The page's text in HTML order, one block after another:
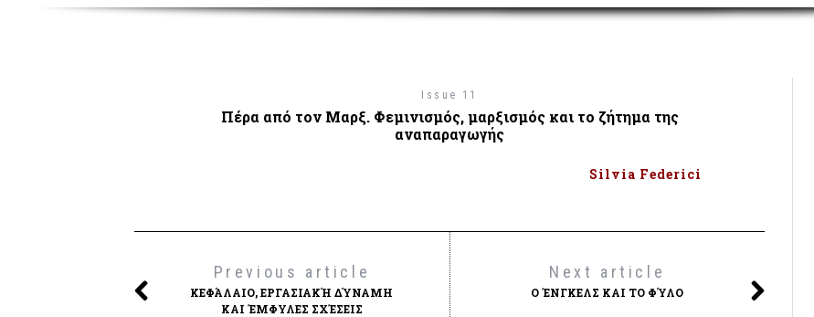
Issue 11
Πέρα από τον Μαρξ. Φεμινισμός, μαρξισμός και το ζήτημα της
αναπαραγωγής
Silvia Federici
Previous article
ΚΕΦΆΛΑΙΟ, ΕΡΓΑΣΙΑΚΉ ΔΎΝΑΜΗ
ΚΑΙ ΈΜΦΥΛΕΣ ΣΧΈΣΕΙΣ
Next article
Ο ΈΝΓΚΕΛΣ ΚΑΙ ΤΟ ΦΎΛΟ